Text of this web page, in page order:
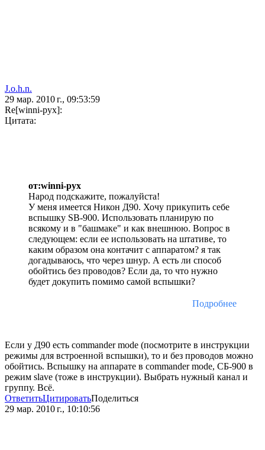
J.o.h.n.
29 мар. 2010 г., 09:53:59
Re[winni-pyx]:
Цитата:
от:winni-pyx
Народ подскажите, пожалуйста!
У меня имеется Никон Д90. Хочу прикупить себе
вспышку SB-900. Использовать планирую по
всякому и в "башмаке" и как внешнюю. Вопрос в
следующем: если ее использовать на штативе, то
каким образом она контачит с аппаратом? я так
догадываюсь, что через шнур. А есть ли способ
обойтись без проводов? Если да, то что нужно
будет докупить помимо самой вспышки?
Подробнее
Если у Д90 есть commander mode (посмотрите в инструкции
режимы для встроенной вспышки), то и без проводов можно
обойтись. Вспышку на аппарате в commander mode, СБ-900 в
режим slave (тоже в инструкции). Выбрать нужный канал и
группу. Всё.
ОтветитьЦитироватьПоделиться
29 мар. 2010 г., 10:10:56